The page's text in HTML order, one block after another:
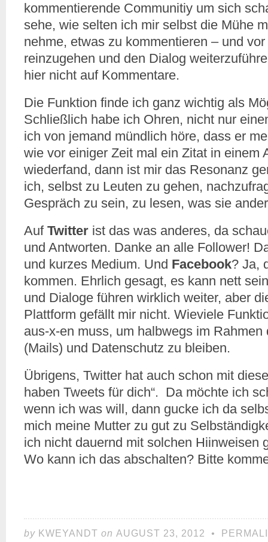
kommentierende Communitiy um sich
sehe, wie selten ich mir selbst die Mühe
nehme, etwas zu kommentieren – und
reinzugehen und den Dialog
hier nicht auf Kommentare.
Die Funktion finde ich ganz wichtig als
Schließlich habe ich Ohren, nicht nur
ich von jemand mündlich höre, dass er
wie vor einiger Zeit mal ein Zitat in einem
wiederfand, dann ist mir das Resonanz
ich, selbst zu Leuten zu gehen,
Gespräch zu sein, zu lesen, was sie
Auf Twitter ist das was anderes, da
und Antworten. Danke an alle Follower!
und kurzes Medium. Und Facebook? Ja,
kommen. Ehrlich gesagt, es kann nett
und Dialoge führen wirklich weiter, aber
Plattform gefällt mir nicht. Wieviele
aus-x-en muss, um halbwegs im Rahmen
(Mails) und Datenschutz zu bleiben.
Übrigens, Twitter hat auch schon mit
haben Tweets für dich“. Da möchte ich
wenn ich was will, dann gucke ich da
mich meine Mutter zu gut zu
ich nicht dauernd mit solchen Hiinweisen
Wo kann ich das abschalten? Bitte
by KWEYANDT on AUGUST 23, 2012 •